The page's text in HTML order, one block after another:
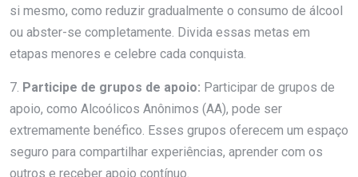
si mesmo, como reduzir gradualmente o consumo de álcool
ou abster-se completamente. Divida essas metas em
etapas menores e celebre cada conquista.
7. Participe de grupos de apoio: Participar de grupos de
apoio, como Alcoólicos Anônimos (AA), pode ser
extremamente benéfico. Esses grupos oferecem um espaço
seguro para compartilhar experiências, aprender com os
outros e receber apoio contínuo.